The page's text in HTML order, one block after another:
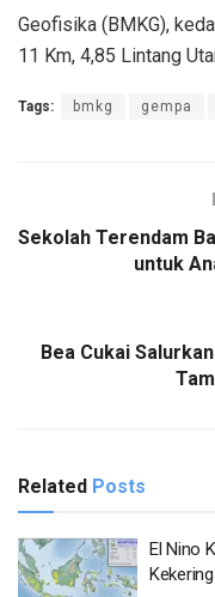
Geofisika (BMKG),
11 Km, 4,85 Lintang
Tags: bmkg gempa
Sekolah Terendam
untuk
Bea Cukai
Related Posts
El Nino